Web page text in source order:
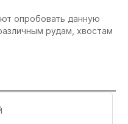
опробовать данную
рудам, хвостам